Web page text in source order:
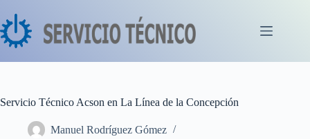
al
contenido
Servicio Técnico Acson en La Línea de la Concepción
Manuel Rodríguez Gómez